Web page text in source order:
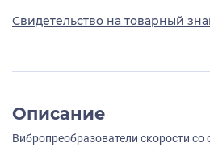
Свидетельство на товарный
Описание
Вибропреобразователи скорости